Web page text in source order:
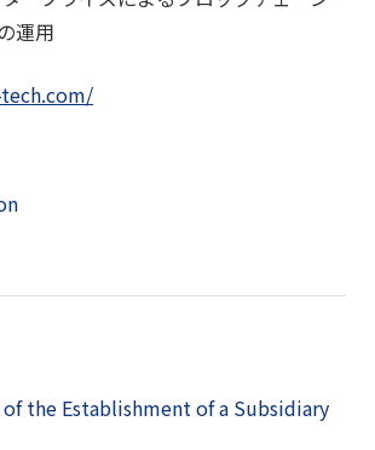
運用
the Establishment of a Subsidiary